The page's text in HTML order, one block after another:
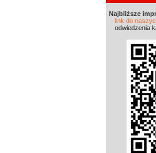
Najbliższe
link do
odwiedzenia